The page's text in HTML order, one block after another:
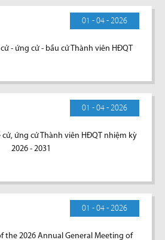
01 - 04 - 2026
- ứng cử - bầu cử Thành viên HĐQT
01 - 04 - 2026
ứng cử Thành viên HĐQT nhiệm kỳ
2026 - 2031
01 - 04 - 2026
the 2026 Annual General Meeting of